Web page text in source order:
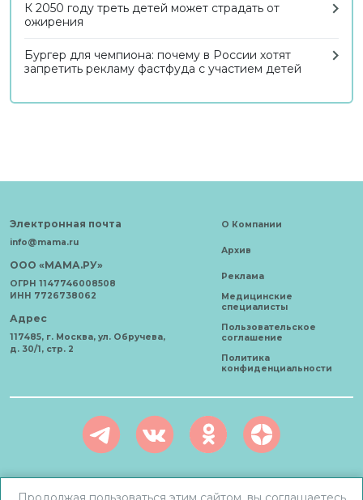
К 2050 году треть детей может страдать от
ожирения
Бургер для чемпиона: почему в России хотят
запретить рекламу фастфуда с участием детей
Электронная почта
info@mama.ru
ООО «МАМА.РУ»
ОГРН 1147746008508
ИНН 7726738062
Адрес
117485, г. Москва, ул. Обручева,
д. 30/1, стр. 2
О Компании
Архив
Реклама
Медицинские
специалисты
Пользовательское
соглашение
Политика
конфиденциальности
АО «Карта здоровья» © 2021 - 2026 Все права защищены. Любое